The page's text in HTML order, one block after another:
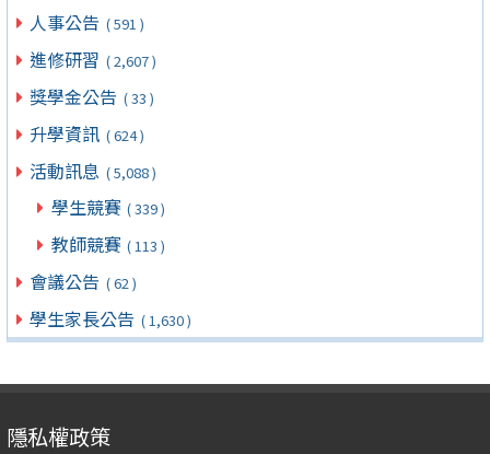
人事公告 ( 591 )
進修研習 ( 2,607 )
獎學金公告 ( 33 )
升學資訊 ( 624 )
活動訊息 ( 5,088 )
學生競賽 ( 339 )
教師競賽 ( 113 )
會議公告 ( 62 )
學生家長公告 ( 1,630 )
隱私權政策